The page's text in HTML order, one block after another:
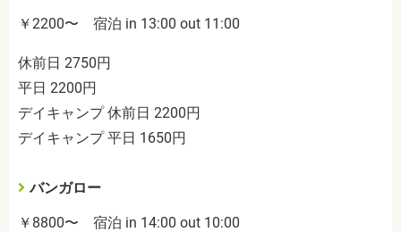
￥2200〜 宿泊 in 13:00 out 11:00
休前日 2750円
平日 2200円
デイキャンプ 休前日 2200円
デイキャンプ 平日 1650円
バンガロー
￥8800〜 宿泊 in 14:00 out 10:00